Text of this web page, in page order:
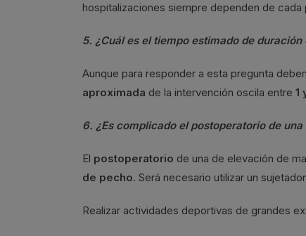
hospitalizaciones siempre dependen de
5. ¿Cuál es el tiempo estimado de
Aunque para responder a esta pregunta
aproximada de la intervención oscila entre 1
6. ¿Es complicado el postoperatorio de
El postoperatorio de una de elevación de
de pecho. Será necesario utilizar un
Realizar actividades deportivas de grandes